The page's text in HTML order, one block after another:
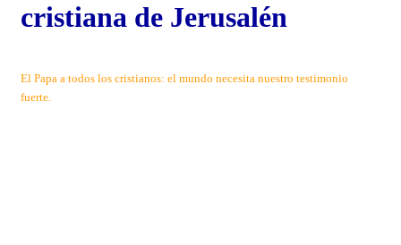
cristiana de Jerusalén
El Papa a todos los cristianos: el mundo necesita nuestro testimonio
fuerte.